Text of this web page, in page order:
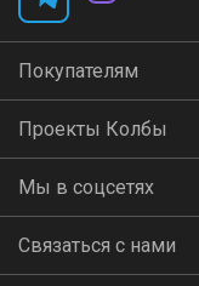
Покупателям
Проекты Колбы
Мы в соцсетях
Связаться с нами